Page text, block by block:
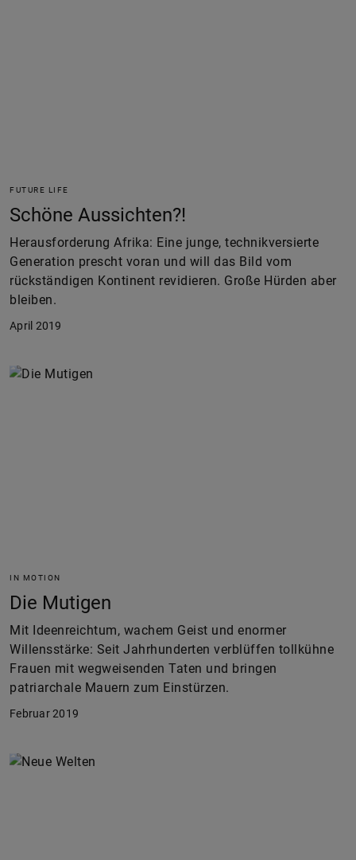
FUTURE LIFE
Schöne Aussichten?!
Herausforderung Afrika: Eine junge, technikversierte
Generation prescht voran und will das Bild vom
rückständigen Kontinent revidieren. Große Hürden aber
bleiben.
April 2019
IN MOTION
Die Mutigen
Mit Ideenreichtum, wachem Geist und enormer
Willensstärke: Seit Jahrhunderten verblüffen tollkühne
Frauen mit wegweisenden Taten und bringen
patriarchale Mauern zum Einstürzen.
Februar 2019